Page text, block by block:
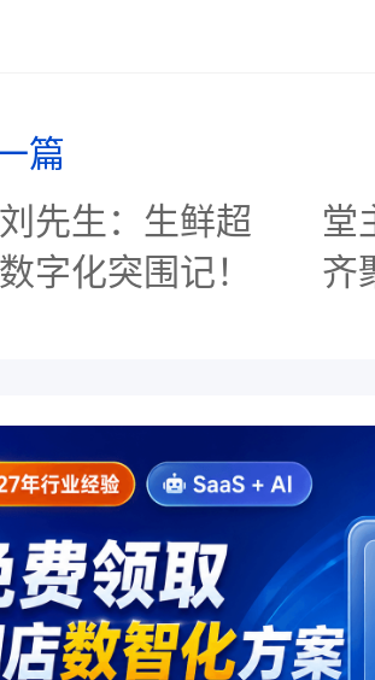
篇
先生：生鲜超
字化突围记！
堂
齐